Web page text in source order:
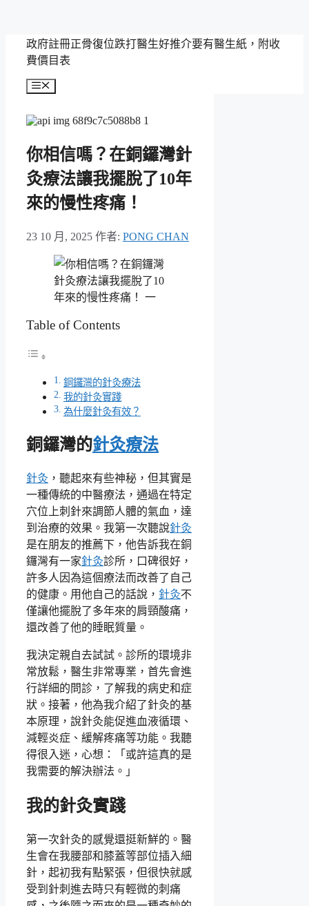
政府註冊正骨復位跌打醫生好推介要有醫生紙，附收
費價目表
選
你相信嗎？在銅鑼灣針
灸療法讓我擺脫了10年
來的慢性疼痛！
23 10 月, 2025 作者: PONG CHAN
Table of Contents
銅鑼灣的針灸療法
我的針灸實踐
為什麼針灸有效？
銅鑼灣的針灸療法
針灸 ，聽起來有些神秘，但其實是
一種傳統的中醫療法，通過在特定
穴位上刺針來調節人體的氣血，達
到治療的效果。我第一次聽說針灸
是在朋友的推薦下，他告訴我在銅
鑼灣有一家針灸診所，口碑很好，
許多人因為這個療法而改善了自己
的健康。用他自己的話說， 針灸不
僅讓他擺脫了多年來的肩頸酸痛，
還改善了他的睡眠質量。
我決定親自去試試。診所的環境非
常放鬆，醫生非常專業，首先會進
行詳細的問診，了解我的病史和症
狀。接著，他為我介紹了針灸的基
本原理，說針灸能促進血液循環、
減輕炎症、緩解疼痛等功能。我聽
得很入迷，心想：「或許這真的是
我需要的解決辦法。」
我的針灸實踐
第一次針灸的感覺還挺新鮮的。醫
生會在我腰部和膝蓋等部位插入細
針，起初我有點緊張，但很快就感
受到針刺進去時只有輕微的刺痛